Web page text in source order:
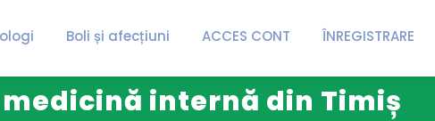
Boli și afecțiuni ACCES CONT ÎNREGISTRARE
internă din Timiș